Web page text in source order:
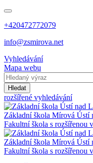
+420472772079
info@zsmirova.net
Vyhledávání
Mapa webu
Hledat
rozšířené vyhledávání
Základní škola Mírová Ústí
Fakultní škola s rozšířenou
Základní škola Mírová Ústí
Fakultní škola s rozšířenou